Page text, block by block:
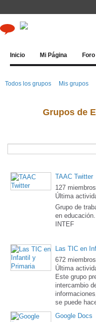
Inicio Mi Página Foro
Todos los grupos Mis grupos
Grupos de
TAAC Twitter
127 miembros
Última
Grupo de
en
INTEF
Las TIC en
672 miembros
Última
Este grupo
intercambio
se puede
Google Docs